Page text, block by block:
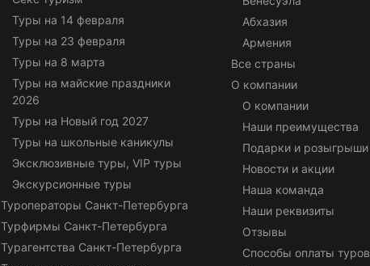
Туры на 14 февраля
Туры на 23 февраля
Туры на 8 марта
Туры на майские праздники
2026
Туры на Новый год 2027
Туры на школьные каникулы
Эксклюзивные туры, VIP туры
Экскурсионные туры
Туроператоры Санкт-Петербурга
Турфирмы Санкт-Петербурга
Турагентства Санкт-Петербурга
Абхазия
Армения
Все страны
О компании
О компании
Наши преимущества
Подарки и розыгрыши
Новости и акции
Наша команда
Наши реквизиты
Отзывы
Способы оплаты туров